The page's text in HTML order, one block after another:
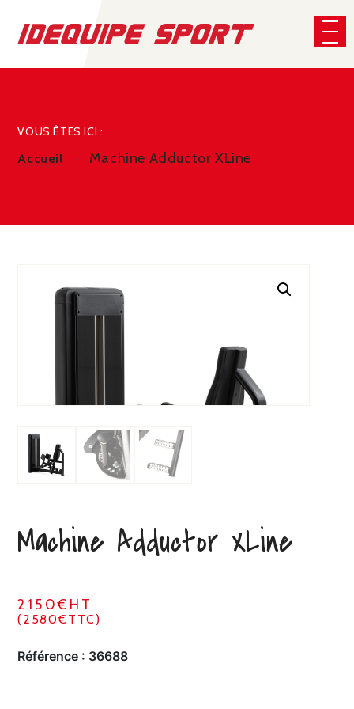
VOUS ÊTES ICI :
Accueil Machine Adductor XLine
Machine Adductor XLine
2150€HT
(2580€TTC)
Référence : 36688